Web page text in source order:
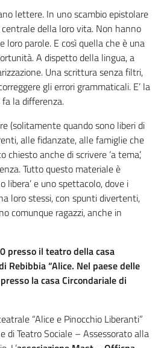
lettere. In uno scambio epistolare
della loro vita. Non hanno
loro parole. E così quella che è una
A dispetto della lingua, a
Una scrittura senza filtri,
gli errori grammaticali. E’ la
la differenza.
(solitamente quando sono liberi di
alle fidanzate, alle famiglie che
anche di scrivere ‘a tema’,
Tutto questo materiale è
libera’ e uno spettacolo, dove i
loro stessi, con spunti divertenti,
comunque ragazzi, anche in
presso il teatro della casa
Rebibbia “Alice. Nel paese delle
la casa Circondariale di
“Alice e Pinocchio Liberanti”
di Teatro Sociale – Assessorato alla